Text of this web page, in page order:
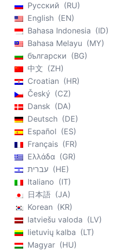
Русский
RU
English
EN
Bahasa Indonesia
ID
Bahasa Melayu
MY
български
BG
中文
ZH
Croatian
HR
Český
CZ
Dansk
DA
Deutsch
DE
Español
ES
Français
FR
Ελλάδα
GR
עברית
HE
Italiano
IT
日本語
JA
Korean
KR
latviešu valoda
LV
lietuvių kalba
LT
Magyar
HU